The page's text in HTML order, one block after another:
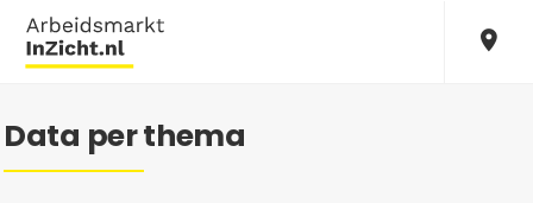
Data per thema